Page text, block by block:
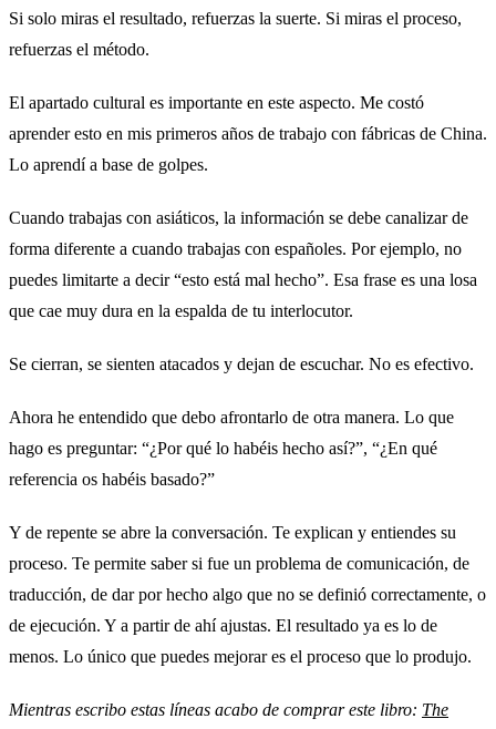
Si solo miras el resultado, refuerzas la suerte. Si miras el proceso,
refuerzas el método.
El apartado cultural es importante en este aspecto. Me costó
aprender esto en mis primeros años de trabajo con fábricas de China.
Lo aprendí a base de golpes.
Cuando trabajas con asiáticos, la información se debe canalizar de
forma diferente a cuando trabajas con españoles. Por ejemplo, no
puedes limitarte a decir “esto está mal hecho”. Esa frase es una losa
que cae muy dura en la espalda de tu interlocutor.
Se cierran, se sienten atacados y dejan de escuchar. No es efectivo.
Ahora he entendido que debo afrontarlo de otra manera. Lo que
hago es preguntar: “¿Por qué lo habéis hecho así?”, “¿En qué
referencia os habéis basado?”
Y de repente se abre la conversación. Te explican y entiendes su
proceso. Te permite saber si fue un problema de comunicación, de
traducción, de dar por hecho algo que no se definió correctamente, o
de ejecución. Y a partir de ahí ajustas. El resultado ya es lo de
menos. Lo único que puedes mejorar es el proceso que lo produjo.
Mientras escribo estas líneas acabo de comprar este libro: The